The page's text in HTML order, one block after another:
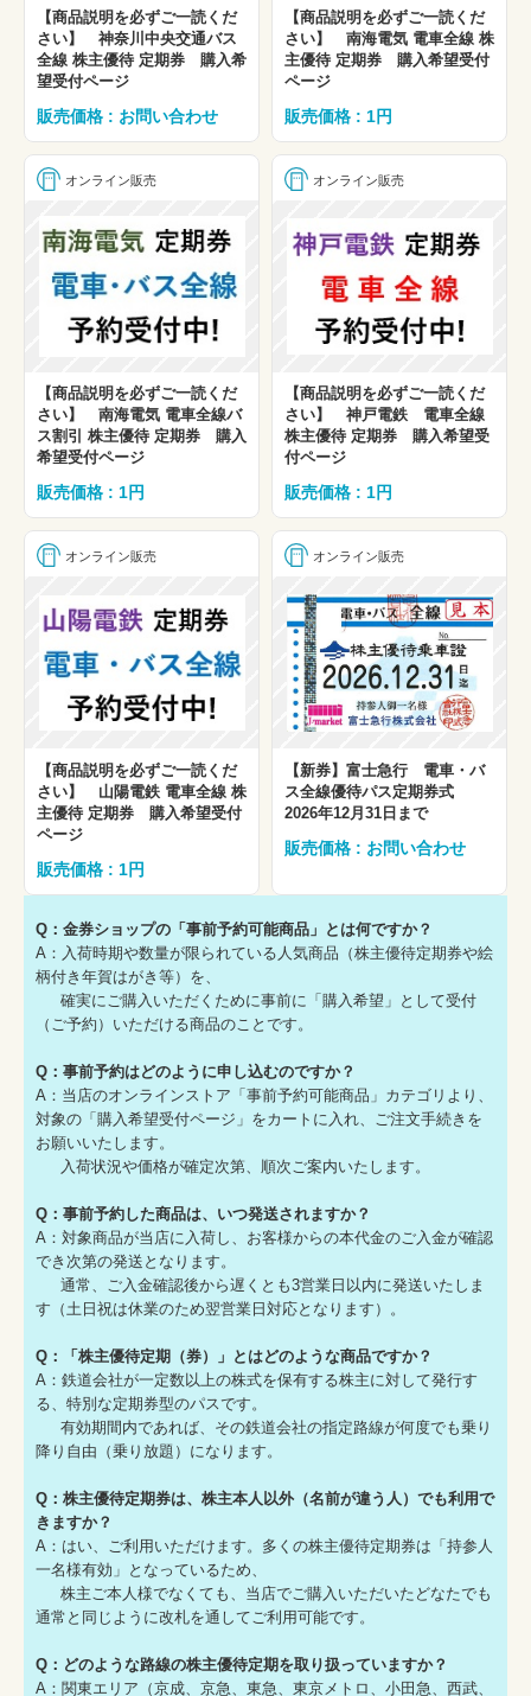
【商品説明を必ずご一読くだ
さい】 神奈川中央交通バス
全線 株主優待 定期券 購入希
望受付ページ
販売価格 : お問い合わせ
【商品説明を必ずご一読くだ
さい】 南海電気 電車全線 株
主優待 定期券 購入希望受付
ページ
販売価格 : 1円
オンライン販売
【商品説明を必ずご一読くだ
さい】 南海電気 電車全線バ
ス割引 株主優待 定期券 購入
希望受付ページ
販売価格 : 1円
オンライン販売
【商品説明を必ずご一読くだ
さい】 神戸電鉄 電車全線
株主優待 定期券 購入希望受
付ページ
販売価格 : 1円
オンライン販売
【商品説明を必ずご一読くだ
さい】 山陽電鉄 電車全線 株
主優待 定期券 購入希望受付
ページ
販売価格 : 1円
オンライン販売
【新券】富士急行 電車・バ
ス全線優待パス定期券式
2026年12月31日まで
販売価格 : お問い合わせ
Q：金券ショップの「事前予約可能商品」とは何ですか？
A：入荷時期や数量が限られている人気商品（株主優待定期券や絵
柄付き年賀はがき等）を、
確実にご購入いただくために事前に「購入希望」として受付
（ご予約）いただける商品のことです。
Q：事前予約はどのように申し込むのですか？
A：当店のオンラインストア「事前予約可能商品」カテゴリより、
対象の「購入希望受付ページ」をカートに入れ、ご注文手続きを
お願いいたします。
入荷状況や価格が確定次第、順次ご案内いたします。
Q：事前予約した商品は、いつ発送されますか？
A：対象商品が当店に入荷し、お客様からの本代金のご入金が確認
でき次第の発送となります。
通常、ご入金確認後から遅くとも3営業日以内に発送いたしま
す（土日祝は休業のため翌営業日対応となります）。
Q：「株主優待定期（券）」とはどのような商品ですか？
A：鉄道会社が一定数以上の株式を保有する株主に対して発行す
る、特別な定期券型のパスです。
有効期間内であれば、その鉄道会社の指定路線が何度でも乗り
降り自由（乗り放題）になります。
Q：株主優待定期券は、株主本人以外（名前が違う人）でも利用で
きますか？
A：はい、ご利用いただけます。多くの株主優待定期券は「持参人
一名様有効」となっているため、
株主ご本人様でなくても、当店でご購入いただいたどなたでも
通常と同じように改札を通してご利用可能です。
Q：どのような路線の株主優待定期を取り扱っていますか？
A：関東エリア（京成、京急、東急、東京メトロ、小田急、西武、